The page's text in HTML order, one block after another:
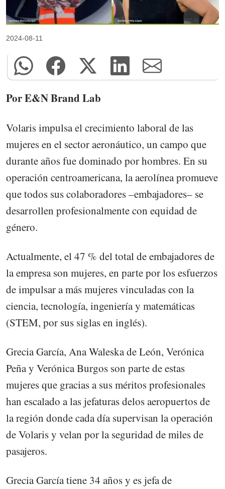
2024-08-11
Por E&N Brand Lab
Volaris impulsa el crecimiento laboral de las
mujeres en el sector aeronáutico, un campo que
durante años fue dominado por hombres. En su
operación centroamericana, la aerolínea promueve
que todos sus colaboradores –embajadores– se
desarrollen profesionalmente con equidad de
género.
Actualmente, el 47 % del total de embajadores de
la empresa son mujeres, en parte por los esfuerzos
de impulsar a más mujeres vinculadas con la
ciencia, tecnología, ingeniería y matemáticas
(STEM, por sus siglas en inglés).
Grecia García, Ana Waleska de León, Verónica
Peña y Verónica Burgos son parte de estas
mujeres que gracias a sus méritos profesionales
han escalado a las jefaturas delos aeropuertos de
la región donde cada día supervisan la operación
de Volaris y velan por la seguridad de miles de
pasajeros.
Grecia García tiene 34 años y es jefa de